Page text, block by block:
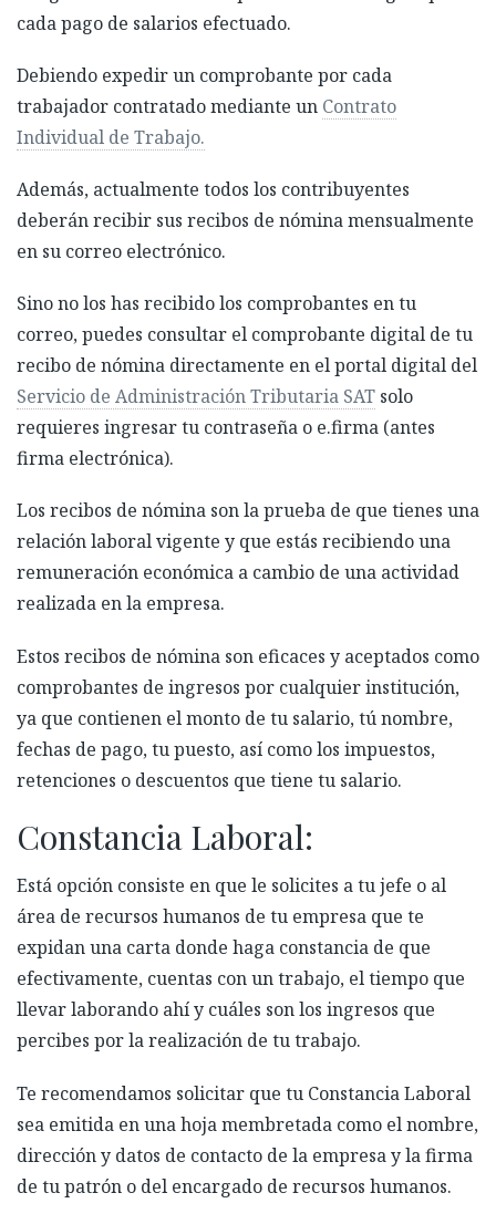
cada pago de salarios efectuado.
Debiendo expedir un comprobante por cada
trabajador contratado mediante un Contrato
Individual de Trabajo.
Además, actualmente todos los contribuyentes
deberán recibir sus recibos de nómina mensualmente
en su correo electrónico.
Sino no los has recibido los comprobantes en tu
correo, puedes consultar el comprobante digital de tu
recibo de nómina directamente en el portal digital del
Servicio de Administración Tributaria SAT solo
requieres ingresar tu contraseña o e.firma (antes
firma electrónica).
Los recibos de nómina son la prueba de que tienes una
relación laboral vigente y que estás recibiendo una
remuneración económica a cambio de una actividad
realizada en la empresa.
Estos recibos de nómina son eficaces y aceptados como
comprobantes de ingresos por cualquier institución,
ya que contienen el monto de tu salario, tú nombre,
fechas de pago, tu puesto, así como los impuestos,
retenciones o descuentos que tiene tu salario.
Constancia Laboral:
Está opción consiste en que le solicites a tu jefe o al
área de recursos humanos de tu empresa que te
expidan una carta donde haga constancia de que
efectivamente, cuentas con un trabajo, el tiempo que
llevar laborando ahí y cuáles son los ingresos que
percibes por la realización de tu trabajo.
Te recomendamos solicitar que tu Constancia Laboral
sea emitida en una hoja membretada como el nombre,
dirección y datos de contacto de la empresa y la firma
de tu patrón o del encargado de recursos humanos.